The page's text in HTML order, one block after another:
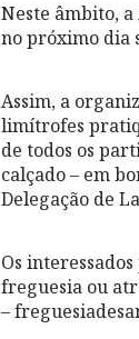
Neste âmbito,
no próximo dia
Assim, a
limítrofes
de todos os
calçado – em
Delegação de
Os
freguesia ou
–